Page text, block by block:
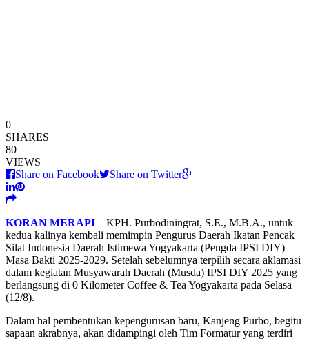
0
SHARES
80
VIEWS
Share on Facebook
Share on Twitter
KORAN MERAPI – KPH. Purbodiningrat, S.E., M.B.A., untuk
kedua kalinya kembali memimpin Pengurus Daerah Ikatan Pencak
Silat Indonesia Daerah Istimewa Yogyakarta (Pengda IPSI DIY)
Masa Bakti 2025-2029. Setelah sebelumnya terpilih secara aklamasi
dalam kegiatan Musyawarah Daerah (Musda) IPSI DIY 2025 yang
berlangsung di 0 Kilometer Coffee & Tea Yogyakarta pada Selasa
(12/8).
Dalam hal pembentukan kepengurusan baru, Kanjeng Purbo, begitu
sapaan akrabnya, akan didampingi oleh Tim Formatur yang terdiri